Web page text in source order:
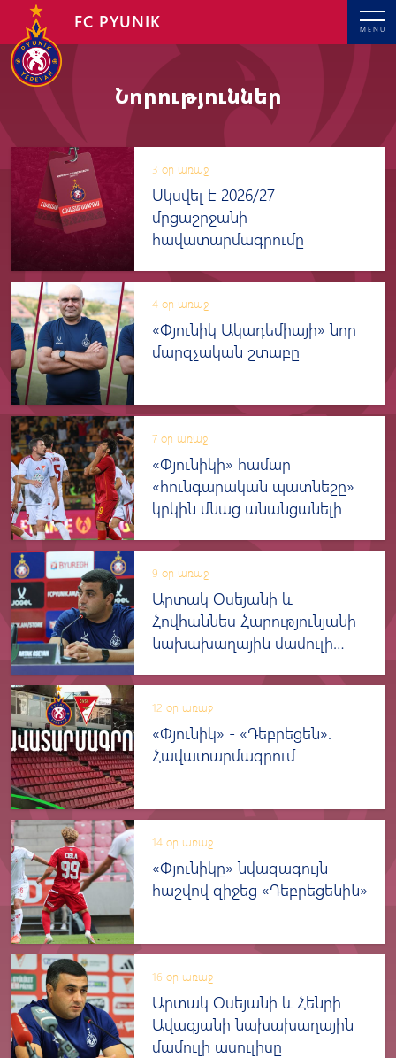
MENU
FC PYUNIK
Նորություններ
3 օր առաջ
Սկսվել է 2026/27
մրցաշրջանի
հավատարմագրումը
4 օր առաջ
«Փյունիկ Ակադեմիայի» նոր
մարզչական շտաբը
7 օր առաջ
«Փյունիկի» համար
«հունգարական պատնեշը»
կրկին մնաց անանցանելի
9 օր առաջ
Արտակ Օսեյանի և
Հովհաննես Հարությունյանի
նախախաղային մամուլի
12 օր առաջ
«Փյունիկ» - «Դեբրեցեն».
Հավատարմագրում
14 օր առաջ
«Փյունիկը» նվազագույն
հաշվով զիջեց «Դեբրեցենին»
16 օր առաջ
Արտակ Օսեյանի և Հենրի
Ավագյանի նախախաղային
մամուլի ասուլիսը